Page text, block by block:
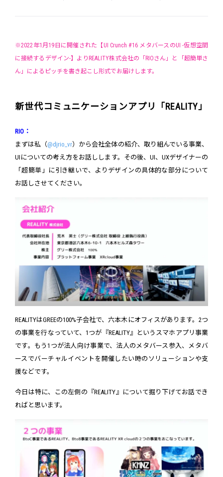
※2022年1月19日に開催された【UI Crunch #16 メタバースのUI -仮想空間
に接続するデザイン-】よりREALITY株式会社の「RIOさん」と「超簡単さ
ん」によるピッチを書き起こし形式でお届けします。
新世代コミュニケーションアプリ「REALITY」
RIO：
まずは私（@djrio_vr）から会社全体の紹介、取り組んでいる事業、
UIについての考え方をお話しします。その後、UI、UXデザイナーの
「超簡単」に引き継いで、よりデザインの具体的な部分について
お話しさせてください。
REALITYはGREEの100%子会社で、六本木にオフィスがあります。2つ
の事業を行なっていて、1つが『REALITY』というスマホアプリ事業
です。もう1つが法人向け事業で、法人のメタバース参入、メタバ
ースでバーチャルイベントを開催したい時のソリューションや支
援などです。
今日は特に、この左側の『REALITY』について掘り下げてお話でき
ればと思います。